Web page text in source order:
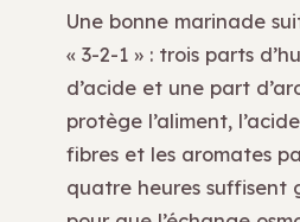
Une bonne marinade
« 3-2-1 » : trois parts
d’acide et une part
protège l’aliment,
fibres et les aromates
quatre heures suffisent